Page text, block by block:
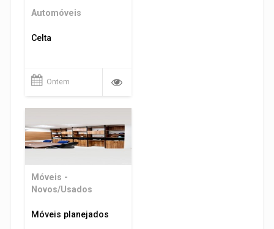
Automóveis
Celta
Ontem
Móveis -
Novos/Usados
Móveis planejados